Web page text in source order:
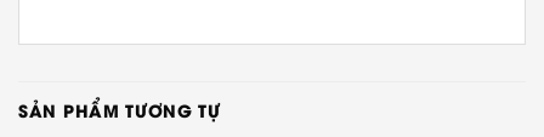
SẢN PHẨM TƯƠNG TỰ